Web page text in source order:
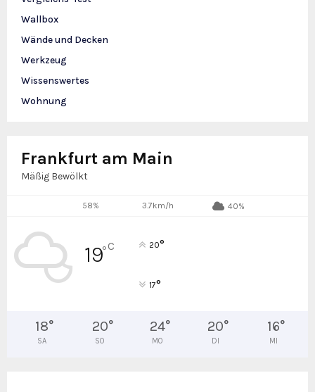
Wallbox
Wände und Decken
Werkzeug
Wissenswertes
Wohnung
Frankfurt am Main
Mäßig Bewölkt
58% 3.7km/h 40%
19°C 20°
17°
18°
SA
20°
SO
24°
MO
20°
DI
16°
MI